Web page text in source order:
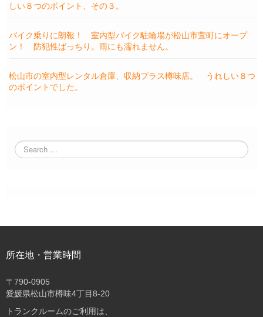
しい８つのポイント、その３。
バイク乗りに朗報！ 室内型バイク駐輪場が松山市萱町にオープ
ン！ 防犯性ばっちり。雨にも濡れません。
松山市の室内型レンタル倉庫、収納プラス樽味店。 うれしい８つ
のポイントでした。
所在地・営業時間
〒 790-0905
愛媛県松山市樽味4丁目8-20
トランクルームのご利用は、